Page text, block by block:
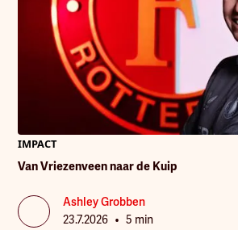
IMPACT
Van Vriezenveen naar de Kuip
Ashley Grobben
23.7.2026 • 5 min